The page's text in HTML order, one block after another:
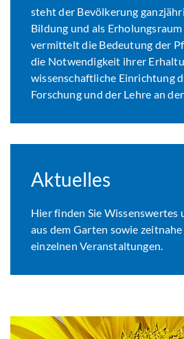
steht der Bevölkerung
Bildung und als
vermittelt die Bedeutung der
die Notwendigkeit ihrer
wissenschaftliche Einrichtung
Forschung und der Lehre an
Aktuelles
Hier finden Sie Wissenswertes
aus dem Garten sowie
einzelnen Veranstaltungen.